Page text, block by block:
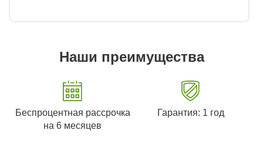
Наши преимущества
Беспроцентная рассрочка
на 6 месяцев
Гарантия: 1 год